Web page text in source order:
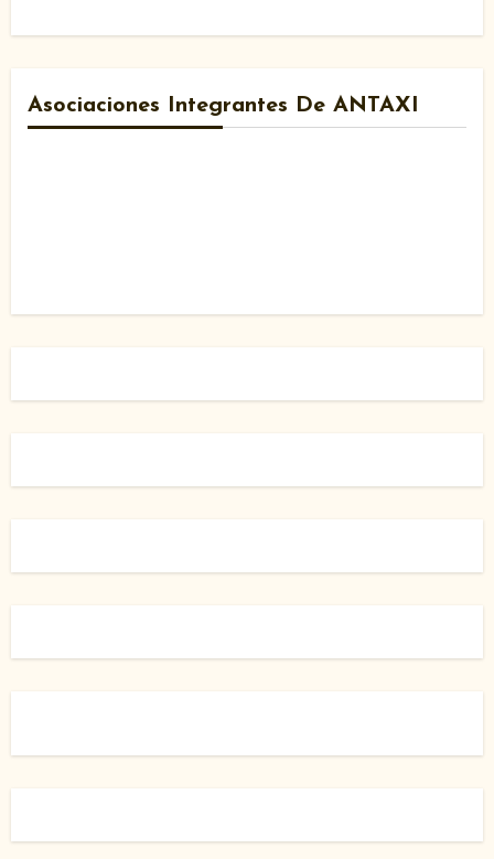
Asociaciones Integrantes De ANTAXI